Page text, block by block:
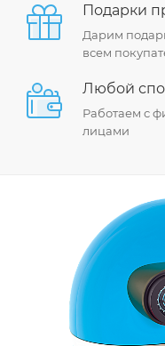
Подарки
Дарим
всем
Любой
Работаем с
лицами